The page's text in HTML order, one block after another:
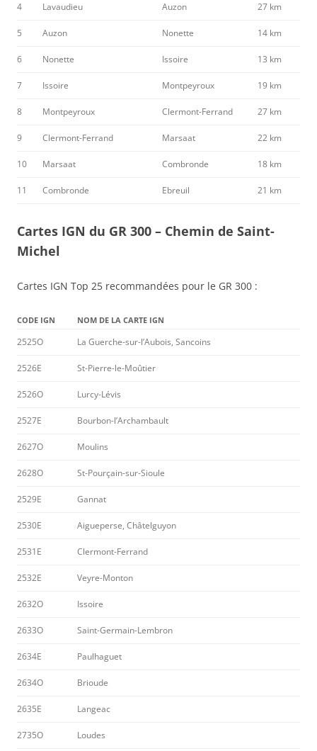
4 Lavaudieu Auzon 27 km
5 Auzon Nonette 14 km
6 Nonette Issoire 13 km
7 Issoire Montpeyroux 19 km
8 Montpeyroux Clermont-Ferrand 27 km
9 Clermont-Ferrand Marsaat 22 km
10 Marsaat Combronde 18 km
11 Combronde Ebreuil 21 km
Cartes IGN du GR 300 – Chemin de Saint-
Michel
Cartes IGN Top 25 recommandées pour le GR 300 :
CODE IGN NOM DE LA CARTE IGN
2525O La Guerche-sur-l’Aubois, Sancoins
2526E St-Pierre-le-Moûtier
2526O Lurcy-Lévis
2527E Bourbon-l’Archambault
2627O Moulins
2628O St-Pourçain-sur-Sioule
2529E Gannat
2530E Aigueperse, Châtelguyon
2531E Clermont-Ferrand
2532E Veyre-Monton
2632O Issoire
2633O Saint-Germain-Lembron
2634E Paulhaguet
2634O Brioude
2635E Langeac
2735O Loudes